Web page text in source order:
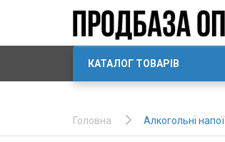
КАТАЛОГ ТОВАРІВ
Головна Алкогольні напої